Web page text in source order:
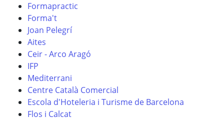
Formapractic
Forma't
Joan Pelegrí
Aites
Ceir - Arco Aragó
IFP
Mediterrani
Centre Català Comercial
Escola d'Hoteleria i Turisme de Barcelona
Flos i Calcat